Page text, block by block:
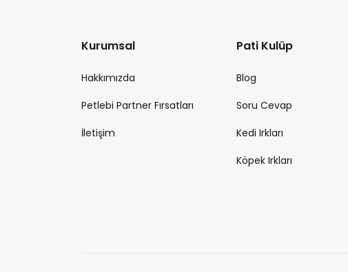
Kurumsal
Hakkımızda
Petlebi Partner Fırsatları
İletişim
Pati Kulüp
Blog
Soru Cevap
Kedi Irkları
Köpek Irkları